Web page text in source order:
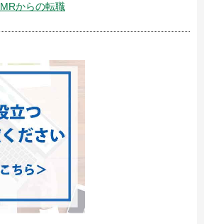
MRからの転職